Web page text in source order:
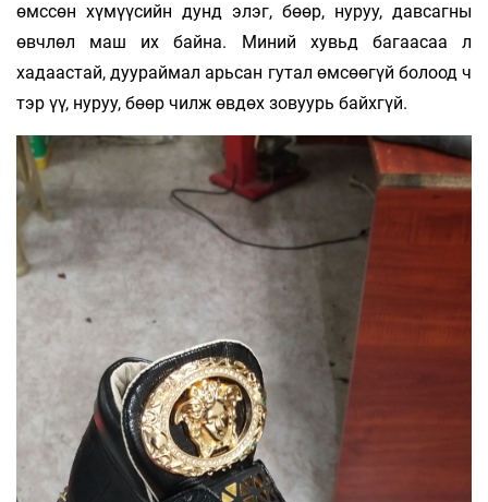
өмссөн хүмүүсийн дунд элэг, бөөр, нуруу, давсагны
өвчлөл маш их байна. Миний хувьд багаасаа л
хадаастай, дуураймал арьсан гутал өмсөөгүй болоод ч
тэр үү, нуруу, бөөр чилж өвдөх зовуурь байхгүй.